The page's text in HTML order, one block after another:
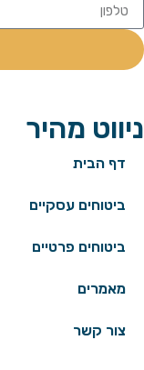
ניווט מהיר
דף הבית
ביטוחים עסקיים
ביטוחים פרטיים
מאמרים
צור קשר